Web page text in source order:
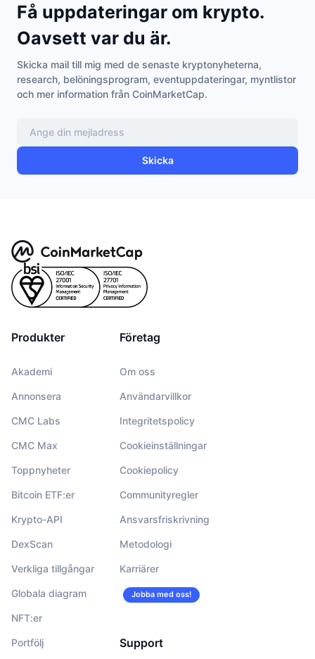
Få uppdateringar om krypto.
Oavsett var du är.
Skicka mail till mig med de senaste kryptonyheterna,
research, belöningsprogram, eventuppdateringar, myntlistor
och mer information från CoinMarketCap.
Skicka
Produkter
Akademi
Annonsera
CMC Labs
CMC Max
Toppnyheter
Bitcoin ETF:er
Krypto-API
DexScan
Verkliga tillgångar
Globala diagram
NFT:er
Portfölj
Företag
Om oss
Användarvillkor
Integritetspolicy
Cookieinställningar
Cookiepolicy
Communityregler
Ansvarsfriskrivning
Metodologi
Karriärer
Jobba med oss!
Support